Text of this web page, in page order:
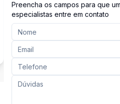
Preencha os campos para que
especialistas entre em contato